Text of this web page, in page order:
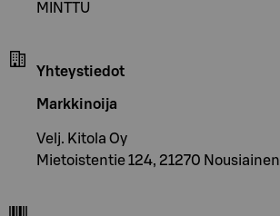
MINTTU
Yhteystiedot
Markkinoija
Velj. Kitola Oy
Mietoistentie 124, 21270 Nousiainen